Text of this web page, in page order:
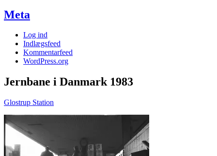
Meta
Log ind
Indlægsfeed
Kommentarfeed
WordPress.org
Jernbane i Danmark 1983
Glostrup Station